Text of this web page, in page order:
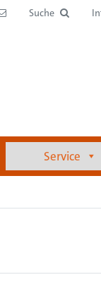
Suche
Service